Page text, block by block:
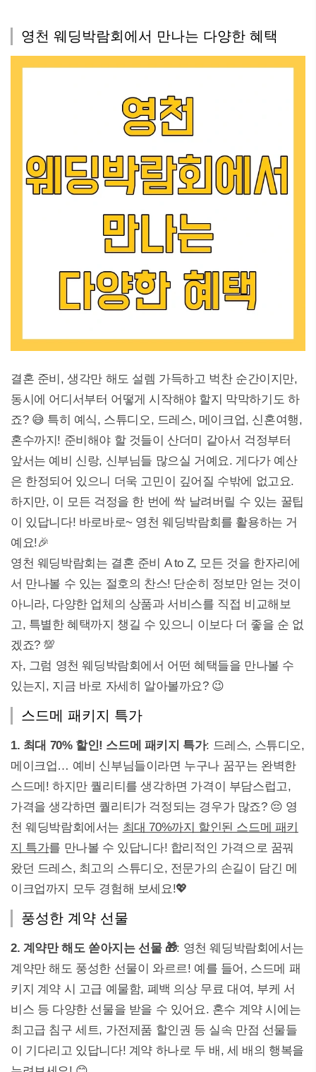
영천 웨딩박람회에서 만나는 다양한 혜택
결혼 준비, 생각만 해도 설렘 가득하고 벅찬 순간이지만,
동시에 어디서부터 어떻게 시작해야 할지 막막하기도 하
죠? 😅 특히 예식, 스튜디오, 드레스, 메이크업, 신혼여행,
혼수까지! 준비해야 할 것들이 산더미 같아서 걱정부터
앞서는 예비 신랑, 신부님들 많으실 거예요. 게다가 예산
은 한정되어 있으니 더욱 고민이 깊어질 수밖에 없고요.
하지만, 이 모든 걱정을 한 번에 싹 날려버릴 수 있는 꿀팁
이 있답니다! 바로바로~ 영천 웨딩박람회를 활용하는 거
예요!🎉
영천 웨딩박람회는 결혼 준비 A to Z, 모든 것을 한자리에
서 만나볼 수 있는 절호의 찬스! 단순히 정보만 얻는 것이
아니라, 다양한 업체의 상품과 서비스를 직접 비교해보
고, 특별한 혜택까지 챙길 수 있으니 이보다 더 좋을 순 없
겠죠? 💯
자, 그럼 영천 웨딩박람회에서 어떤 혜택들을 만나볼 수
있는지, 지금 바로 자세히 알아볼까요? 😉
스드메 패키지 특가
1. 최대 70% 할인! 스드메 패키지 특가: 드레스, 스튜디오,
메이크업… 예비 신부님들이라면 누구나 꿈꾸는 완벽한
스드메! 하지만 퀄리티를 생각하면 가격이 부담스럽고,
가격을 생각하면 퀄리티가 걱정되는 경우가 많죠? 😔 영
천 웨딩박람회에서는 최대 70%까지 할인된 스드메 패키
지 특가를 만나볼 수 있답니다! 합리적인 가격으로 꿈꿔
왔던 드레스, 최고의 스튜디오, 전문가의 손길이 담긴 메
이크업까지 모두 경험해 보세요!💖
풍성한 계약 선물
2. 계약만 해도 쏟아지는 선물 🎁: 영천 웨딩박람회에서는
계약만 해도 풍성한 선물이 와르르! 예를 들어, 스드메 패
키지 계약 시 고급 예물함, 폐백 의상 무료 대여, 부케 서
비스 등 다양한 선물을 받을 수 있어요. 혼수 계약 시에는
최고급 침구 세트, 가전제품 할인권 등 실속 만점 선물들
이 기다리고 있답니다! 계약 하나로 두 배, 세 배의 행복을